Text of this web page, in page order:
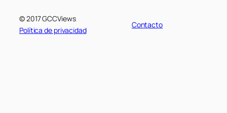
© 2017 GCCViews
Política de privacidad
Contacto